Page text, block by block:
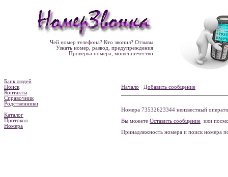
Чей номер телефона? Кто звонил? Отзывы
Узнать номер, развод, предупреждения
Проверка номера, мошенничество
Банк людей
Поиск
Контакты
Справочник
Родственники
Каталог
Протокол
Номера
Начало Добавить сообщение
Номера 73532623344 неизвестный
Вы можете Оставить сообщение или
Принадлежность номера и поиск номера